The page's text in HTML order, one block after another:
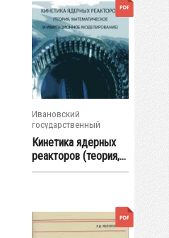
Ивановский
государственный
энергетический...
Кинетика ядерных
реакторов (теория,...